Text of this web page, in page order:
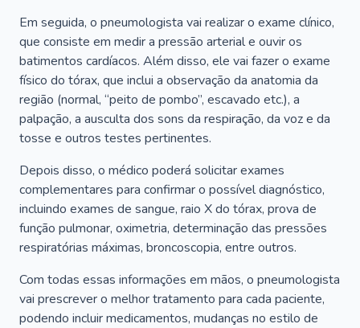
Em seguida, o pneumologista vai realizar o exame clínico,
que consiste em medir a pressão arterial e ouvir os
batimentos cardíacos. Além disso, ele vai fazer o exame
físico do tórax, que inclui a observação da anatomia da
região (normal, “peito de pombo”, escavado etc.), a
palpação, a ausculta dos sons da respiração, da voz e da
tosse e outros testes pertinentes.
Depois disso, o médico poderá solicitar exames
complementares para confirmar o possível diagnóstico,
incluindo exames de sangue, raio X do tórax, prova de
função pulmonar, oximetria, determinação das pressões
respiratórias máximas, broncoscopia, entre outros.
Com todas essas informações em mãos, o pneumologista
vai prescrever o melhor tratamento para cada paciente,
podendo incluir medicamentos, mudanças no estilo de